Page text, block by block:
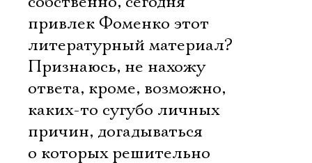
привлек Фоменко этот
литературный материал?
Признаюсь, не нахожу
ответа, кроме, возможно,
каких-то сугубо личных
причин, догадываться
о которых решительно